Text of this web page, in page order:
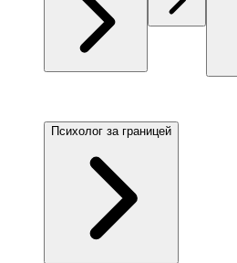
Психолог за границей